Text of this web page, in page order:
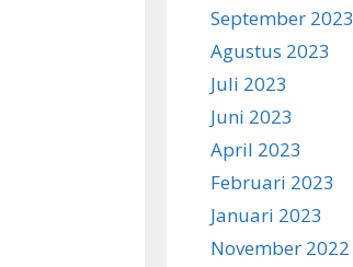
September 2023
Agustus 2023
Juli 2023
Juni 2023
April 2023
Februari 2023
Januari 2023
November 2022